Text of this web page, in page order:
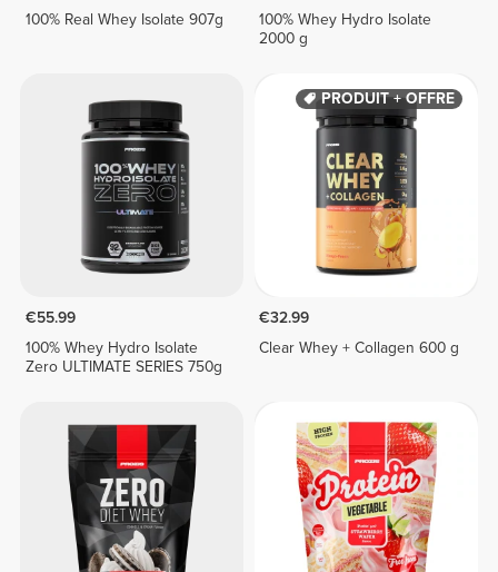
100% Real Whey Isolate 907g
100% Whey Hydro Isolate
2000 g
€55.99
100% Whey Hydro Isolate
Zero ULTIMATE SERIES 750g
PRODUIT + OFFRE
€32.99
Clear Whey + Collagen 600 g